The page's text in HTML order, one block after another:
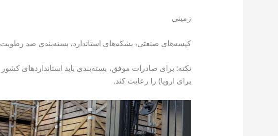
زمینی
کیسه‌های صنعتی، بشکه‌های استاندارد، بسته‌بندی ضد رطوبت
برای اروپا) را رعایت کند.